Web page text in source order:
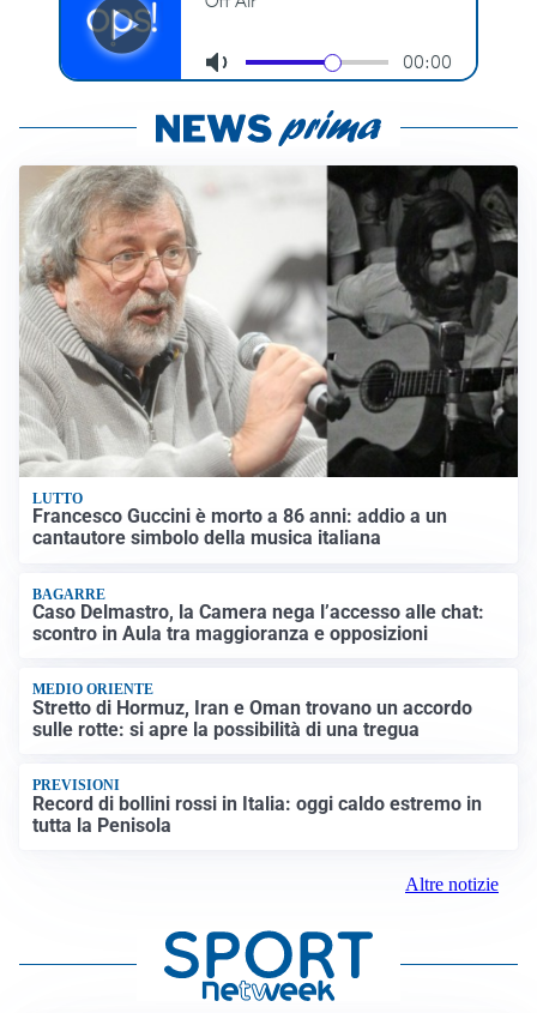
LUTTO
Francesco Guccini è morto a 86 anni: addio a un
cantautore simbolo della musica italiana
BAGARRE
Caso Delmastro, la Camera nega l’accesso alle chat:
scontro in Aula tra maggioranza e opposizioni
MEDIO ORIENTE
Stretto di Hormuz, Iran e Oman trovano un accordo
sulle rotte: si apre la possibilità di una tregua
PREVISIONI
Record di bollini rossi in Italia: oggi caldo estremo in
tutta la Penisola
Altre notizie